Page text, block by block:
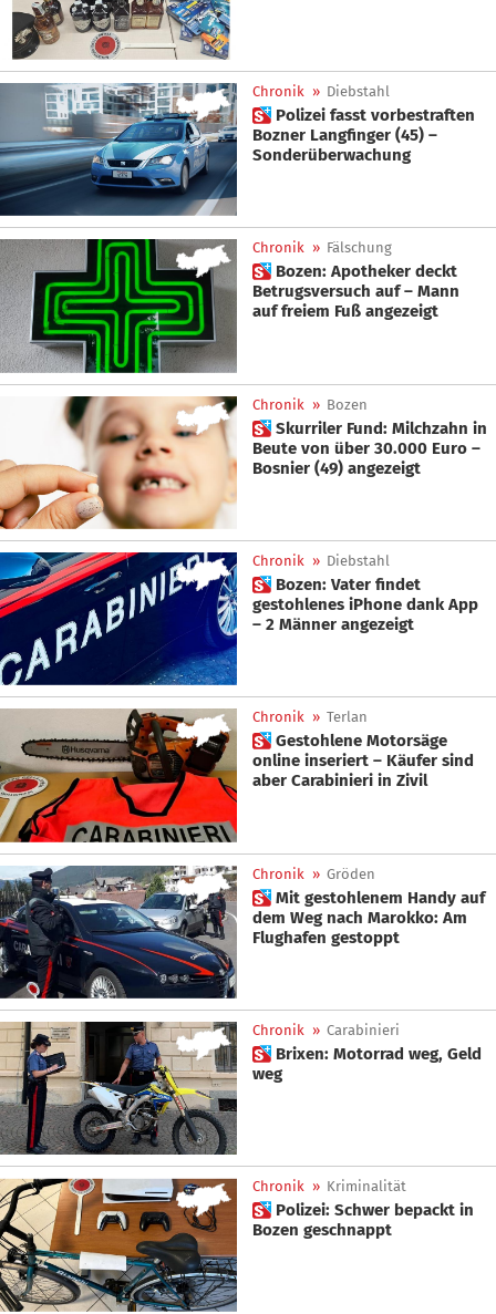
Chronik » Diebstahl
 Polizei fasst vorbestraften
Bozner Langfinger (45) –
Sonderüberwachung
Chronik » Fälschung
 Bozen: Apotheker deckt
Betrugsversuch auf – Mann
auf freiem Fuß angezeigt
Chronik » Bozen
 Skurriler Fund: Milchzahn in
Beute von über 30.000 Euro –
Bosnier (49) angezeigt
Chronik » Diebstahl
 Bozen: Vater findet
gestohlenes iPhone dank App
– 2 Männer angezeigt
Chronik » Terlan
 Gestohlene Motorsäge
online inseriert – Käufer sind
aber Carabinieri in Zivil
Chronik » Gröden
 Mit gestohlenem Handy auf
dem Weg nach Marokko: Am
Flughafen gestoppt
Chronik » Carabinieri
 Brixen: Motorrad weg, Geld
weg
Chronik » Kriminalität
 Polizei: Schwer bepackt in
Bozen geschnappt